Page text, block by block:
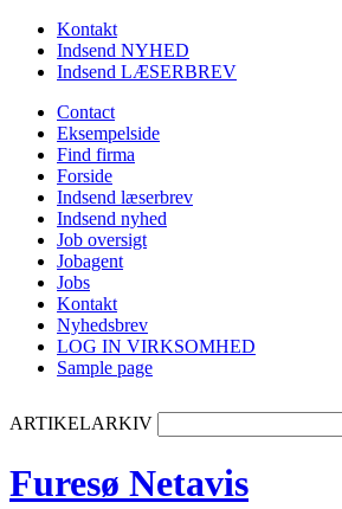
Kontakt
Indsend NYHED
Indsend LÆSERBREV
Contact
Eksempelside
Find firma
Forside
Indsend læserbrev
Indsend nyhed
Job oversigt
Jobagent
Jobs
Kontakt
Nyhedsbrev
LOG IN VIRKSOMHED
Sample page
ARTIKELARKIV
Furesø Netavis